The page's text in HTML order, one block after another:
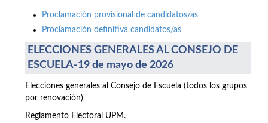
Proclamación provisional de candidatos/as
Proclamación definitiva candidatos/as
ELECCIONES GENERALES AL CONSEJO DE
ESCUELA-19 de mayo de 2026
Elecciones generales al Consejo de Escuela (todos los grupos
por renovación)
Reglamento Electoral UPM.